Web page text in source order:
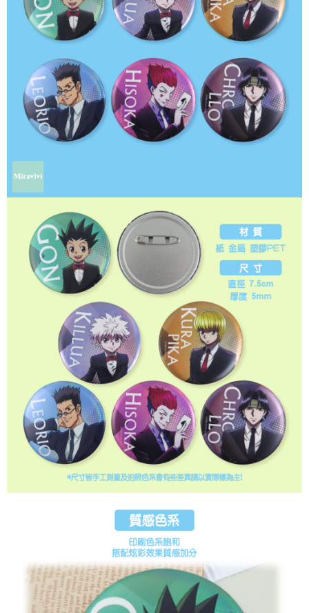
客戶支援中心」https://netprotections.freshdesk.com/support/home
【注意事項】
易，需依本服務之必要範圍內提供個人資料，並將交易相關給付款項請求債
權轉讓予恩沛科技股份有限公司。
２．關於個人資料處理事宜，請瀏覽以下網址：
https://aftee.tw/terms/#terms3
３．未成年的使用者請事先徵得法定代理人或監護人之同意方可使用
「AFTEE先享後付」，若未經同意申辦者引起之損失，本公司不負相關責
時審查核予不同之上限額度；若仍有額度不足之情形，本公司將視審查結果
請求用戶進行身份認證。
恩沛科技股份有限公司將有權停止該用戶之使用額度並採取法律行動。
每筆NT$60，滿NT$499(含以上)免運費
海外宅配 查看運費